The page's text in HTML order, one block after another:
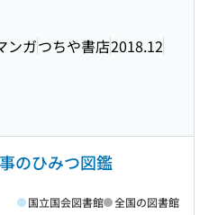
ンガつちや書店2018.12
のひみつ図鑑
国立国会図書館 全国の図書館